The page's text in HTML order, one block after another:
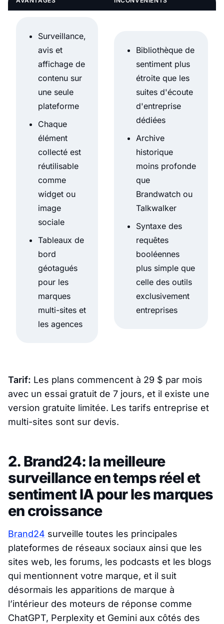
Surveillance,
avis et
affichage de
contenu sur
une seule
plateforme
Chaque
élément
collecté est
réutilisable
comme
widget ou
image
sociale
Tableaux de
bord
géotagués
pour les
marques
multi-sites et
les agences
Bibliothèque de
sentiment plus
étroite que les
suites d'écoute
d'entreprise
dédiées
Archive
historique
moins profonde
que
Brandwatch ou
Talkwalker
Syntaxe des
requêtes
booléennes
plus simple que
celle des outils
exclusivement
entreprises
Tarif: Les plans commencent à 29 $ par mois
avec un essai gratuit de 7 jours, et il existe une
version gratuite limitée. Les tarifs entreprise et
multi-sites sont sur devis.
2. Brand24: la meilleure
surveillance en temps réel et
sentiment IA pour les marques
en croissance
Brand24 surveille toutes les principales
plateformes de réseaux sociaux ainsi que les
sites web, les forums, les podcasts et les blogs
qui mentionnent votre marque, et il suit
désormais les apparitions de marque à
l’intérieur des moteurs de réponse comme
ChatGPT, Perplexity et Gemini aux côtés des